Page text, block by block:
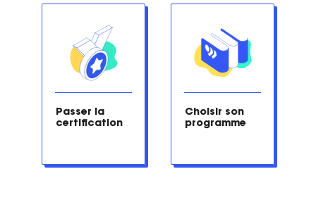
Passer la
certification
Choisir son
programme